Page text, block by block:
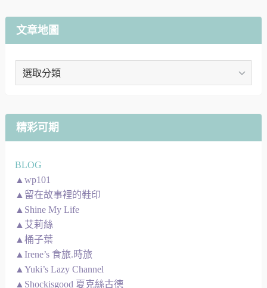
文章地圖
文
精彩可期
BLOG
▲wp101
▲留在故事裡的鞋印
▲Shine My Life
▲艾莉絲
▲桶子葉
▲Irene’s 食旅.時旅
▲Yuki’s Lazy Channel
▲Shockisgood 夏克絲古德